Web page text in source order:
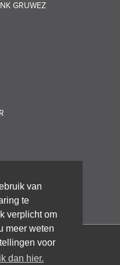
van
te
verplicht om
meer weten
voor
dan hier.
GRUWEZ
bvba